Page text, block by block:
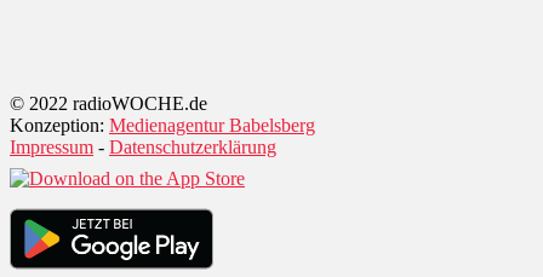
© 2022 radioWOCHE.de
Konzeption: Medienagentur Babelsberg
Impressum - Datenschutzerklärung